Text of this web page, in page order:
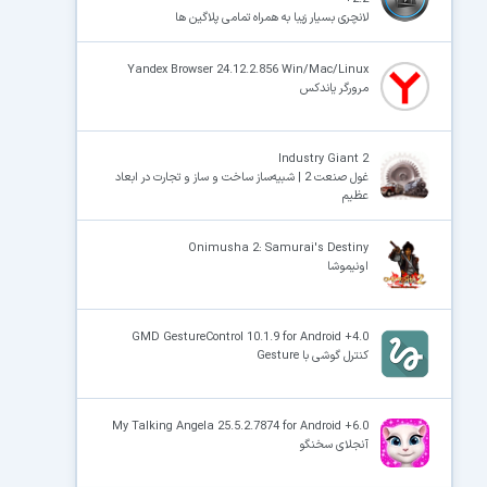
لانچری بسیار زیبا به همراه تمامی پلاگین ها
Yandex Browser 24.12.2.856 Win/Mac/Linux
مرورگر یاندکس
Industry Giant 2
غول صنعت 2 | شبیه‌ساز ساخت و ساز و تجارت در ابعاد
عظیم
Onimusha 2: Samurai's Destiny
اونیموشا
GMD GestureControl 10.1.9 for Android +4.0
کنترل گوشی با Gesture
My Talking Angela 25.5.2.7874 for Android +6.0
آنجلای سخنگو